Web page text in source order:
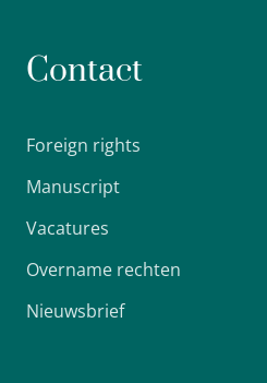
Contact
Foreign rights
Manuscript
Vacatures
Overname rechten
Nieuwsbrief